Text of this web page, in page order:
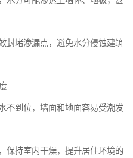
封堵渗漏点，避免水分侵蚀建筑
不到位，墙面和地面容易受潮发
保持室内干燥，提升居住环境的